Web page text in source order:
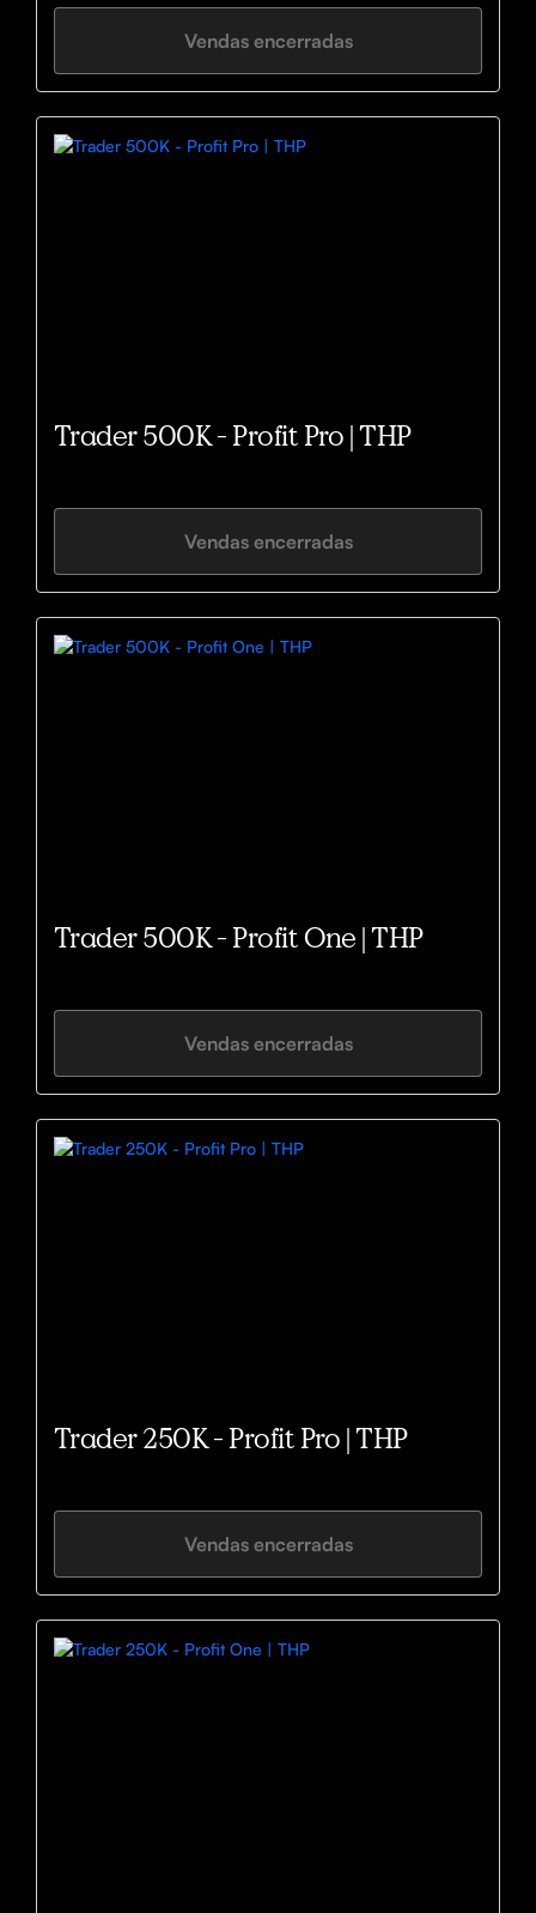
Vendas encerradas
Trader 500K - Profit Pro | THP
Vendas encerradas
Trader 500K - Profit One | THP
Vendas encerradas
Trader 250K - Profit Pro | THP
Vendas encerradas